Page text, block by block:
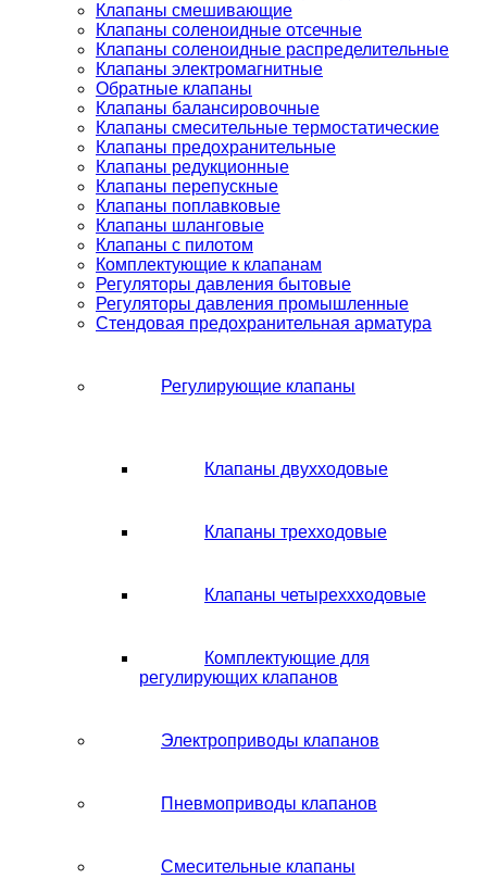
Клапаны смешивающие
Клапаны соленоидные отсечные
Клапаны соленоидные распределительные
Клапаны электромагнитные
Обратные клапаны
Клапаны балансировочные
Клапаны смесительные термостатические
Клапаны предохранительные
Клапаны редукционные
Клапаны перепускные
Клапаны поплавковые
Клапаны шланговые
Клапаны с пилотом
Комплектующие к клапанам
Регуляторы давления бытовые
Регуляторы давления промышленные
Стендовая предохранительная арматура
Регулирующие клапаны
Клапаны двухходовые
Клапаны трехходовые
Клапаны четыреххходовые
Комплектующие для
регулирующих клапанов
Электроприводы клапанов
Пневмоприводы клапанов
Смесительные клапаны